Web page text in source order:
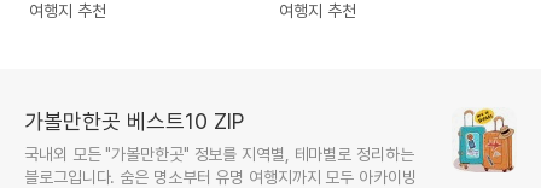
여행지 추천
여행지 추천
가볼만한곳 베스트10 ZIP
국내외 모든 "가볼만한곳" 정보를 지역별, 테마별로 정리하는
블로그입니다. 숨은 명소부터 유명 여행지까지 모두 아카이빙